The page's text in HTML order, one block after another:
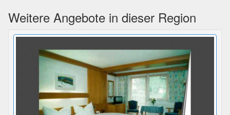
Weitere Angebote in dieser Region